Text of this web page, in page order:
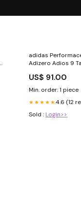
adidas
Adizero Adios 9
US$ 91.00
Min. order: 1 piece
★★★★★4.6 (12
Sold : Login>>